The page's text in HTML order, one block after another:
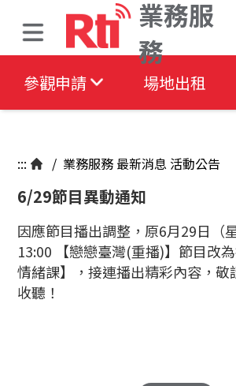
業務服
務
參觀申請 場地出租
::: / 業務服務 最新消息 活動公告
6/29節目異動通知
因應節目播出調整，原6月29日（
13:00 【戀戀臺灣(重播)】節目改
情緒課】，接連播出精彩內容，敬
收聽！